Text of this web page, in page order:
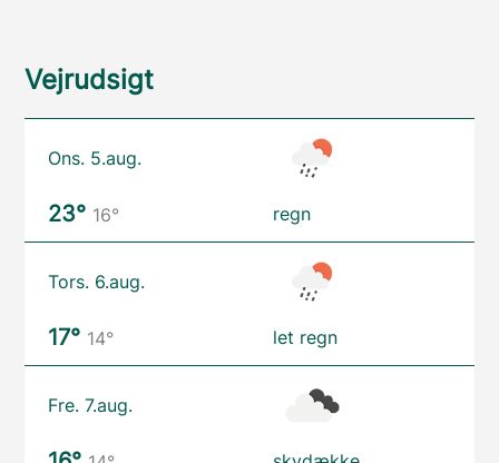
Vejrudsigt
Ons. 5.aug.
23° 16° regn
Tors. 6.aug.
17° 14° let regn
Fre. 7.aug.